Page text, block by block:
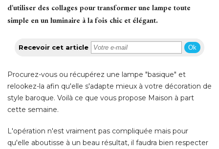
d'utiliser des collages pour transformer une lampe toute
simple en un luminaire à la fois chic et élégant.
Recevoir cet article Ok
Procurez-vous ou récupérez une lampe "basique" et
relookez-la afin qu'elle s'adapte mieux à votre décoration de
style baroque. Voilà ce que vous propose Maison à part
cette semaine.
L'opération n'est vraiment pas compliquée mais pour
qu'elle aboutisse à un beau résultat, il faudra bien respecter